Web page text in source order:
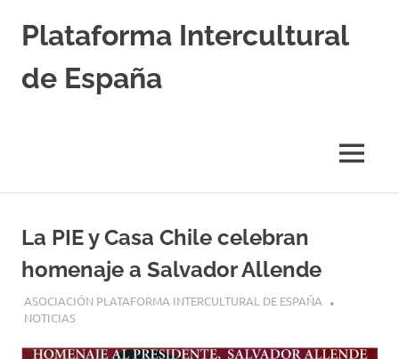
Plataforma Intercultural
de España
MENÚ
La PIE y Casa Chile celebran
homenaje a Salvador Allende
7 SEPTIEMBRE, 2017
ASOCIACIÓN PLATAFORMA INTERCULTURAL DE ESPAÑA
NOTICIAS